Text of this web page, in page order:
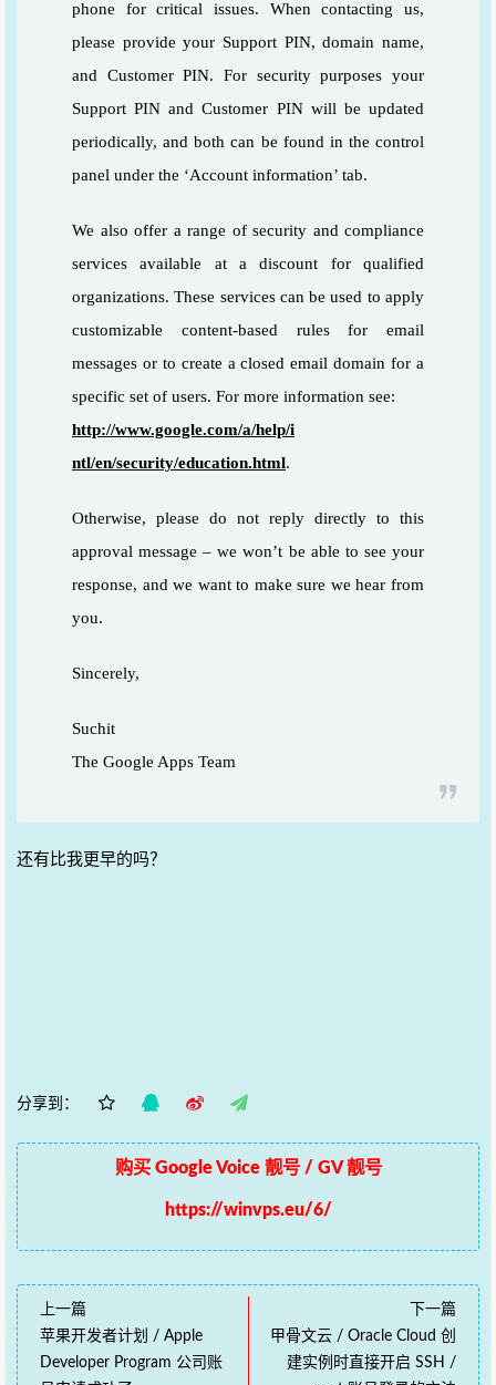
phone for critical issues. When contacting us,
please provide your Support PIN, domain name,
and Customer PIN. For security purposes your
Support PIN and Customer PIN will be updated
periodically, and both can be found in the control
panel under the ‘Account information’ tab.
We also offer a range of security and compliance
services available at a discount for qualified
organizations. These services can be used to apply
customizable content-based rules for email
messages or to create a closed email domain for a
specific set of users. For more information see:
http://www.google.com/a/help/i
ntl/en/security/education.html.
Otherwise, please do not reply directly to this
approval message – we won’t be able to see your
response, and we want to make sure we hear from
you.
Sincerely,
Suchit
The Google Apps Team
还有比我更早的吗？
分享到：
购买 Google Voice 靓号 / GV 靓号
https://winvps.eu/6/
上一篇
苹果开发者计划 / Apple
Developer Program 公司账
下一篇
甲骨文云 / Oracle Cloud 创
建实例时直接开启 SSH /